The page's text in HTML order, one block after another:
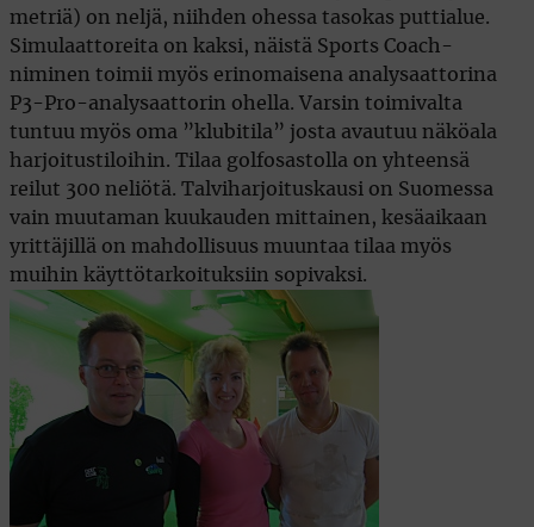
metriä) on neljä, niihden ohessa tasokas puttialue.
Simulaattoreita on kaksi, näistä Sports Coach-
niminen toimii myös erinomaisena analysaattorina
P3-Pro-analysaattorin ohella. Varsin toimivalta
tuntuu myös oma ”klubitila” josta avautuu näköala
harjoitustiloihin. Tilaa golfosastolla on yhteensä
reilut 300 neliötä. Talviharjoituskausi on Suomessa
vain muutaman kuukauden mittainen, kesäaikaan
yrittäjillä on mahdollisuus muuntaa tilaa myös
muihin käyttötarkoituksiin sopivaksi.